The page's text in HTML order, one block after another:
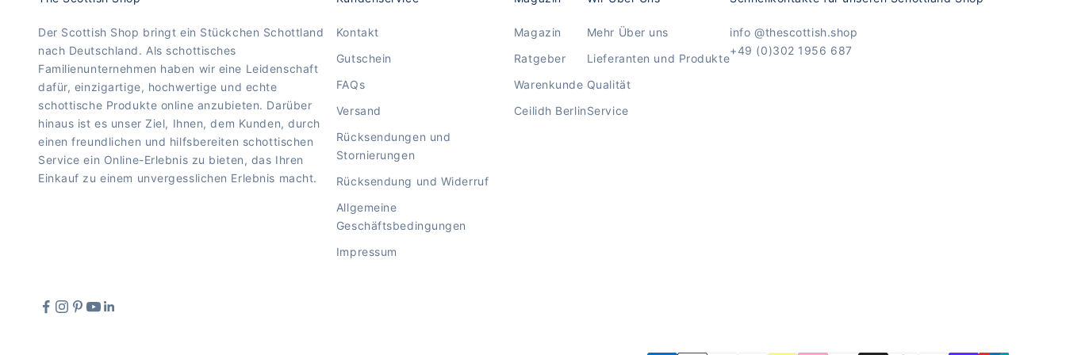
Der Scottish Shop bringt ein Stückchen Schottland
nach Deutschland. Als schottisches
Familienunternehmen haben wir eine Leidenschaft
dafür, einzigartige, hochwertige und echte
schottische Produkte online anzubieten. Darüber
hinaus ist es unser Ziel, Ihnen, dem Kunden, durch
einen freundlichen und hilfsbereiten schottischen
Service ein Online-Erlebnis zu bieten, das Ihren
Einkauf zu einem unvergesslichen Erlebnis macht.
Kontakt
Gutschein
FAQs
Versand
Rücksendungen und
Stornierungen
Rücksendung und Widerruf
Allgemeine
Geschäftsbedingungen
Impressum
Magazin
Ratgeber
Warenkunde
Ceilidh Berlin
Mehr Über uns
Lieferanten und Produkte
Qualität
Service
info @thescottish.shop
+49 (0)302 1956 687